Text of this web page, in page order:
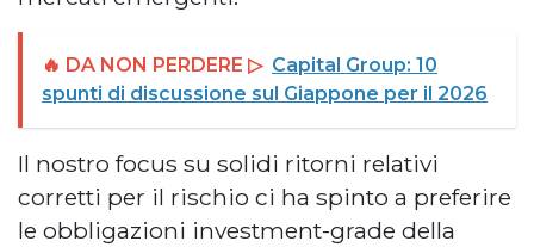
🔥 DA NON PERDERE ▷ Capital Group: 10
spunti di discussione sul Giappone per il 2026
Il nostro focus su solidi ritorni relativi
corretti per il rischio ci ha spinto a preferire
le obbligazioni investment-grade della